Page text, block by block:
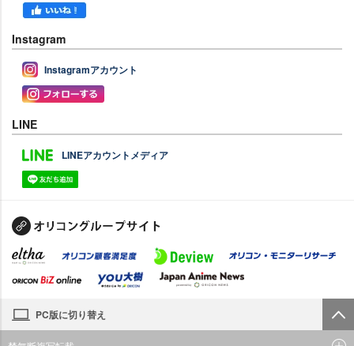
Instagram
Instagramアカウント
LINE
LINEアカウントメディア
PC版に切り替え